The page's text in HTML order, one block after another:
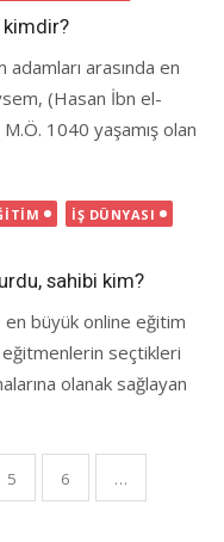
kimdir?
adamları arasında en
(Hasan İbn el-
1040 yaşamış olan
İŞ DÜNYASI
sahibi kim?
en büyük online eğitim
seçtikleri
olanak sağlayan
5 6 …